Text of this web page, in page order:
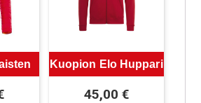
Kuopion Elo Huppari
45,00 €